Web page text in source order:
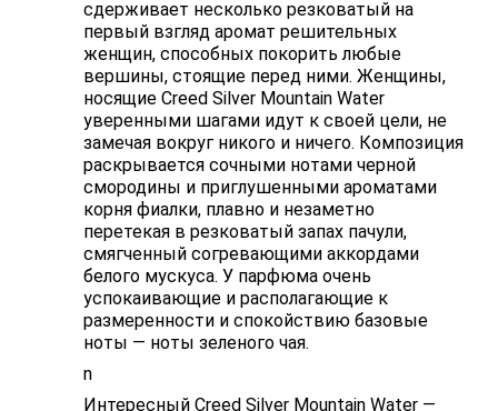
сдерживает несколько резковатый на
первый взгляд аромат решительных
женщин, способных покорить любые
вершины, стоящие перед ними. Женщины,
носящие Creed Silver Mountain Water
уверенными шагами идут к своей цели, не
замечая вокруг никого и ничего. Композиция
раскрывается сочными нотами черной
смородины и приглушенными ароматами
корня фиалки, плавно и незаметно
перетекая в резковатый запах пачули,
смягченный согревающими аккордами
белого мускуса. У парфюма очень
успокаивающие и располагающие к
размеренности и спокойствию базовые
ноты — ноты зеленого чая.
n
Интересный Creed Silver Mountain Water —